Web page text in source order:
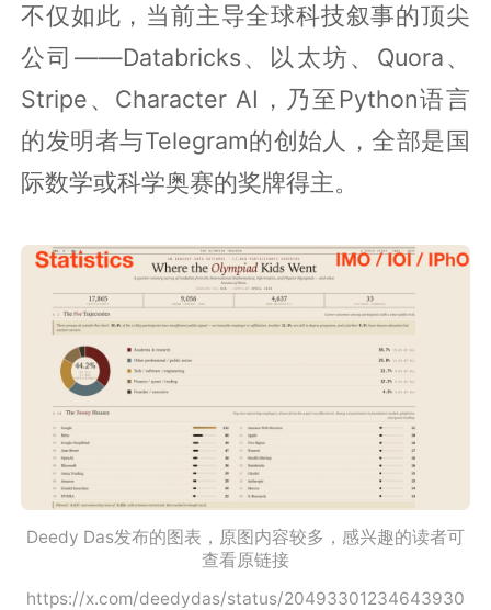
不仅如此，当前主导全球科技叙事的顶尖
公司——Databricks、以太坊、Quora、
Stripe、Character AI，乃至Python语言
的发明者与Telegram的创始人，全部是国
际数学或科学奥赛的奖牌得主。
Deedy Das发布的图表，原图内容较多，感兴趣的读者可
查看原链接
https://x.com/deedydas/status/20493301234643930